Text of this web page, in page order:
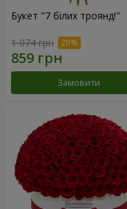
Букет "7 білих троянд!"
1 074 грн
Замовити